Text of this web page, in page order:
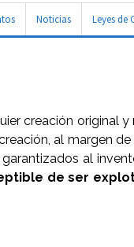
Noticias Leyes de
creación original
al margen
al
de ser